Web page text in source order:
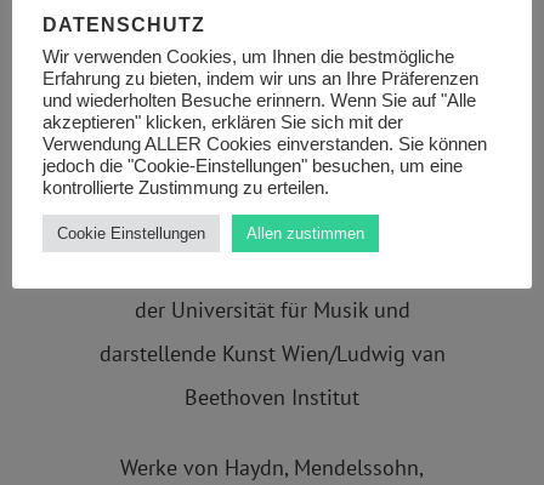
KLAVIERPRAKTIKUM
15.01.2020, 18:00, Rennweg 8, 1030
Wien
Neuer Konzertsaal
der Universität für Musik und
darstellende Kunst Wien/Ludwig van
Beethoven Institut
Werke von Haydn, Mendelssohn,
DATENSCHUTZ
Wir verwenden Cookies, um Ihnen die bestmögliche
Erfahrung zu bieten, indem wir uns an Ihre Präferenzen
und wiederholten Besuche erinnern. Wenn Sie auf "Alle
akzeptieren" klicken, erklären Sie sich mit der
Verwendung ALLER Cookies einverstanden. Sie können
jedoch die "Cookie-Einstellungen" besuchen, um eine
kontrollierte Zustimmung zu erteilen.
Cookie Einstellungen Allen zustimmen